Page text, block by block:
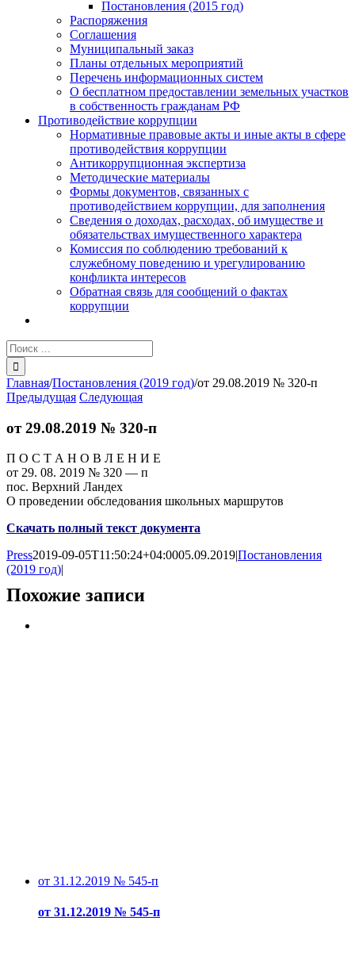
Постановления (2015 год)
Распоряжения
Соглашения
Муниципальный заказ
Планы отдельных мероприятий
Перечень информационных систем
О бесплатном предоставлении земельных участков
в собственность гражданам РФ
Противодействие коррупции
Нормативные правовые акты и иные акты в сфере
противодействия коррупции
Антикоррупционная экспертиза
Методические материалы
Формы документов, связанных с
противодействием коррупции, для заполнения
Сведения о доходах, расходах, об имуществе и
обязательствах имущественного характера
Комиссия по соблюдению требований к
служебному поведению и урегулированию
конфликта интересов
Обратная связь для сообщений о фактах
коррупции
Результат
поиска:
Главная/Постановления (2019 год)/от 29.08.2019 № 320-п
Предыдущая Следующая
от 29.08.2019 № 320-п
П О С Т А Н О В Л Е Н И Е
от 29. 08. 2019 № 320 — п
пос. Верхний Ландех
О проведении обследования школьных маршрутов
Скачать полный текст документа
Press2019-09-05T11:50:24+04:0005.09.2019|Постановления
(2019 год)|
Похожие записи
от 31.12.2019 № 545-п
от 31.12.2019 № 545-п